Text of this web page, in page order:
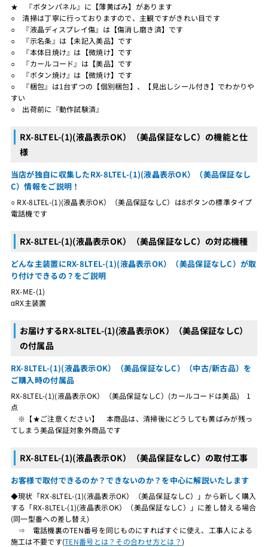
★ 『ボタンパネル』に【薄黄ばみ】があります
○ 清掃は丁寧に行っておりますので、主観ですがきれい目です
○ 『液晶ディスプレイ傷』は【傷消し磨き済】です
○ 『示名条』は【未記入美品】です
○ 『本体日焼け』は【微焼け】です
○ 『カールコード』は【美品】です
○ 『ボタン焼け』は【微焼け】です
○ 『梱包』は1台ずつの【個別梱包】、【見出しシール付き】でわかりや
すい
○ 出荷前に『動作試験済』
RX-8LTEL-(1)(液晶表示OK）（美品保証なしC）の機能と仕
様
当店が独自に収集したRX-8LTEL-(1)(液晶表示OK）（美品保証なし
C）情報をご説明！
○ RX-8LTEL-(1)(液晶表示OK）（美品保証なしC）は8ボタンの標準タイプ
電話機です
RX-8LTEL-(1)(液晶表示OK）（美品保証なしC）の対応機種
どんな主装置にRX-8LTEL-(1)(液晶表示OK）（美品保証なしC）が取
り付けできるの？をご説明
RX-ME-(1)
αRX主装置
お届けするRX-8LTEL-(1)(液晶表示OK）（美品保証なしC）
の付属品
RX-8LTEL-(1)(液晶表示OK）（美品保証なしC）（中古/新古品）を
ご購入時の付属品
RX-8LTEL-(1)(液晶表示OK）（美品保証なしC）(カールコードは美品) 1
点
※【★ご注意ください】 本商品は、清掃後にどうしても黄ばみが残っ
てしまう美品保証対象外商品です
RX-8LTEL-(1)(液晶表示OK）（美品保証なしC）の取付工事
お客様で取付できるのか？できないのか？を中心に解説いたします
◆現状「RX-8LTEL-(1)(液晶表示OK）（美品保証なしC）」から新しく購入
する「RX-8LTEL-(1)(液晶表示OK）（美品保証なしC）」に差し替える場合
(同一型番への差し替え)
⇒ 電話機裏のTEN番号を同じものにすればすぐに使え、工事人による
施工は不要です(TEN番号とは？その合わせ方とは？)